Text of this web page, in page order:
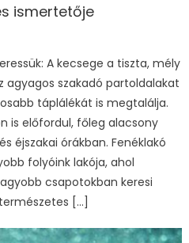
ismertetője
A kecsege a tiszta, mély
agyagos szakadó partoldalakat
táplálékát is megtalálja.
is előfordul, főleg alacsony
éjszakai órákban. Fenéklakó
folyóink lakója, ahol
csapotokban keresi
[…]